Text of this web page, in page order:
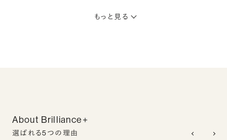
もっと見る
About Brilliance+
選ばれる5つの理由